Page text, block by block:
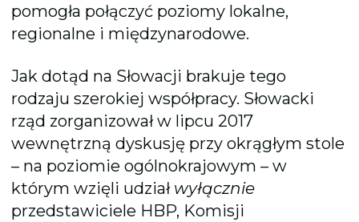
pomogła połączyć poziomy lokalne,
regionalne i międzynarodowe.
Jak dotąd na Słowacji brakuje tego
rodzaju szerokiej współpracy. Słowacki
rząd zorganizował w lipcu 2017
wewnętrzną dyskusję przy okrągłym stole
– na poziomie ogólnokrajowym – w
którym wzięli udział wyłącznie
przedstawiciele HBP, Komisji